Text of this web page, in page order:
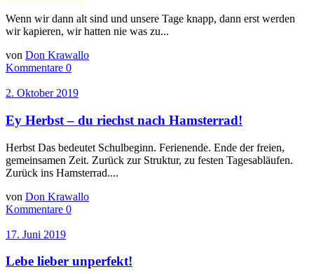
Wenn wir dann alt sind und unsere Tage knapp, dann erst werden
wir kapieren, wir hatten nie was zu...
von Don Krawallo
Kommentare 0
2. Oktober 2019
Ey Herbst – du riechst nach Hamsterrad!
Herbst Das bedeutet Schulbeginn. Ferienende. Ende der freien,
gemeinsamen Zeit. Zurück zur Struktur, zu festen Tagesabläufen.
Zurück ins Hamsterrad....
von Don Krawallo
Kommentare 0
17. Juni 2019
Lebe lieber unperfekt!